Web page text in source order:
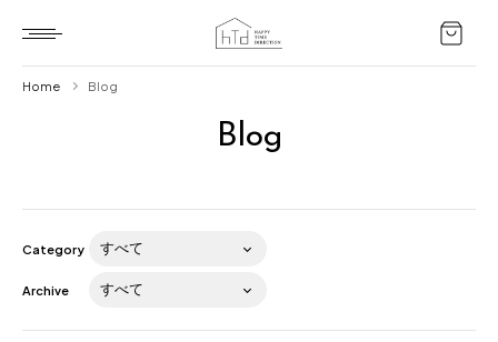
Blog
Home Blog
Category
Archive